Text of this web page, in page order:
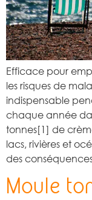
Efficace pour
les risques de
indispensable
chaque année
tonnes[1] de
lacs, rivières et
des
Moule